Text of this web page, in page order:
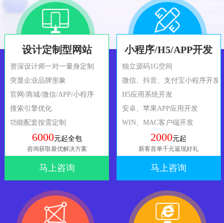
设计定制型网站
资深设计师一对一量身定制
突显企业品牌形象
官网/商城/微信/APP/小程序
搜索引擎优化
功能配套按需定制
6000元起全包
咨询获取最优解决方案
马上咨询
小程序/H5/APP开发
独立源码1G空间
微信、抖音、支付宝小程序开发
H5应用系统开发
安卓、苹果APP应用开发
WIN、MAC客户端开发
2000元起
新客首单千元返现好礼
马上咨询